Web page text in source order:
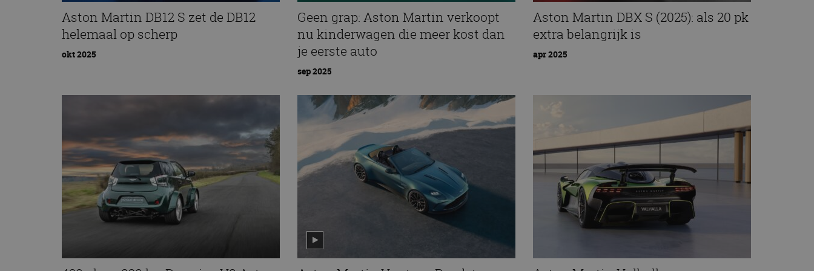
Aston Martin DB12 S zet de DB12
helemaal op scherp
okt 2025
Geen grap: Aston Martin verkoopt
nu kinderwagen die meer kost dan
je eerste auto
sep 2025
Aston Martin DBX S (2025): als 20 pk
extra belangrijk is
apr 2025